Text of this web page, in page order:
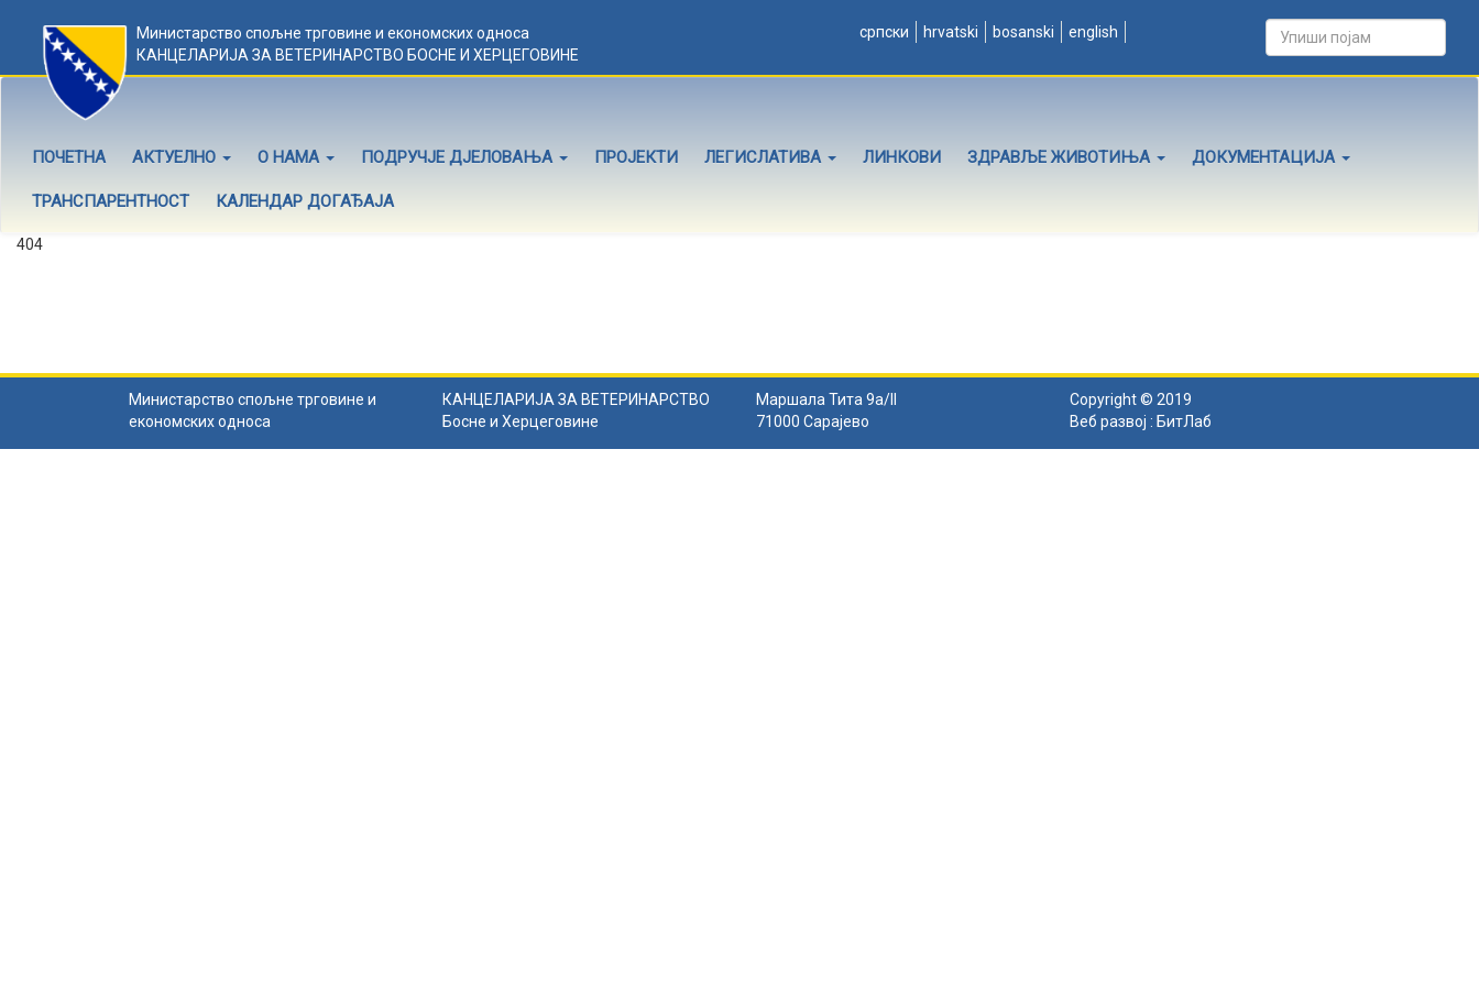
Министарство спољне трговине и економских односа
КАНЦЕЛАРИЈА ЗА ВЕТЕРИНАРСТВО БОСНЕ И ХЕРЦЕГОВИНЕ
српски hrvatski bosanski english
ПОЧЕТНА АКТУЕЛНО О НАМА ПОДРУЧЈЕ ДЈЕЛОВАЊА ПРОЈЕКТИ ЛЕГИСЛАТИВА ЛИНКОВИ ЗДРАВЉЕ ЖИВОТИЊА ДОКУМЕНТАЦИЈА
ТРАНСПАРЕНТНОСТ КАЛЕНДАР ДОГАЂАЈА
404
Министарство спољне трговине и
економских односа
КАНЦЕЛАРИЈА ЗА ВЕТЕРИНАРСТВО
Босне и Херцеговине
Маршала Тита 9а/II
71000 Сарајево
Copyright © 2019
Веб развој : БитЛаб